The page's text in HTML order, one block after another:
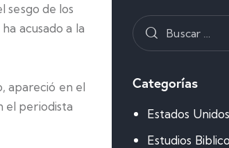
sesgo de los
acusado a la
apareció en el
el periodista
Categorías
Estados Unidos
Estudios